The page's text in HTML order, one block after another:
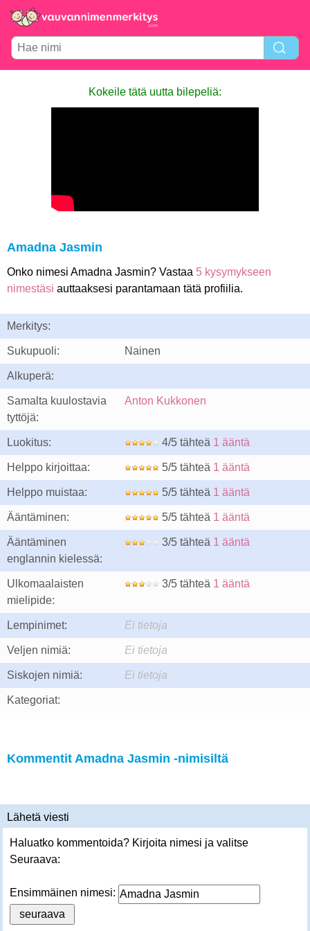
Kokeile tätä uutta bilepeliä:
Amadna Jasmin
Onko nimesi Amadna Jasmin? Vastaa 5 kysymykseen
nimestäsi auttaaksesi parantamaan tätä profiilia.
Merkitys:
Sukupuoli: Nainen
Alkuperä:
Samalta kuulostavia
tyttöjä:
Anton Kukkonen
Luokitus: 4/5 tähteä 1 ääntä
Helppo kirjoittaa: 5/5 tähteä 1 ääntä
Helppo muistaa: 5/5 tähteä 1 ääntä
Ääntäminen: 5/5 tähteä 1 ääntä
Ääntäminen
englannin kielessä:
3/5 tähteä 1 ääntä
Ulkomaalaisten
mielipide:
3/5 tähteä 1 ääntä
Lempinimet: Ei tietoja
Veljen nimiä: Ei tietoja
Siskojen nimiä: Ei tietoja
Kategoriat:
Kommentit Amadna Jasmin -nimisiltä
Lähetä viesti
Haluatko kommentoida? Kirjoita nimesi ja valitse
Seuraava:
Ensimmäinen nimesi: